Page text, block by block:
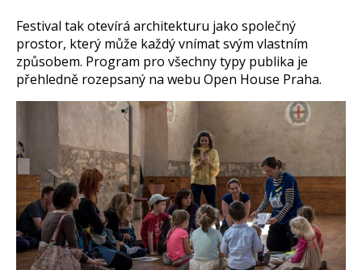
Festival tak otevírá architekturu jako společný
prostor, který může každý vnímat svým vlastním
způsobem. Program pro všechny typy publika je
přehledně rozepsaný na webu Open House Praha.